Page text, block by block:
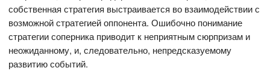
собственная стратегия выстраивается во взаимодействии с
возможной стратегией оппонента. Ошибочно понимание
стратегии соперника приводит к неприятным сюрпризам и
неожиданному, и, следовательно, непредсказуемому
развитию событий.